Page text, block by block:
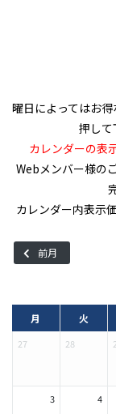
気を醸し出してい
の美しい環境と充
います。 ロータス
も狭くもなく、ア
楽しめる造りにな
せんが、18ホール
ールも点在。4つ
め正確さが求めら
ブハウスには湯船
にプレイ後にはゆ
た、桜の時期には
られるでしょう。
アプローチ練習場
イ前やプレイ後の
曜日によってはお
押して
カレンダーの表
Webメンバー様の
カレンダー内表示
前月
月 火
27 28
3 4